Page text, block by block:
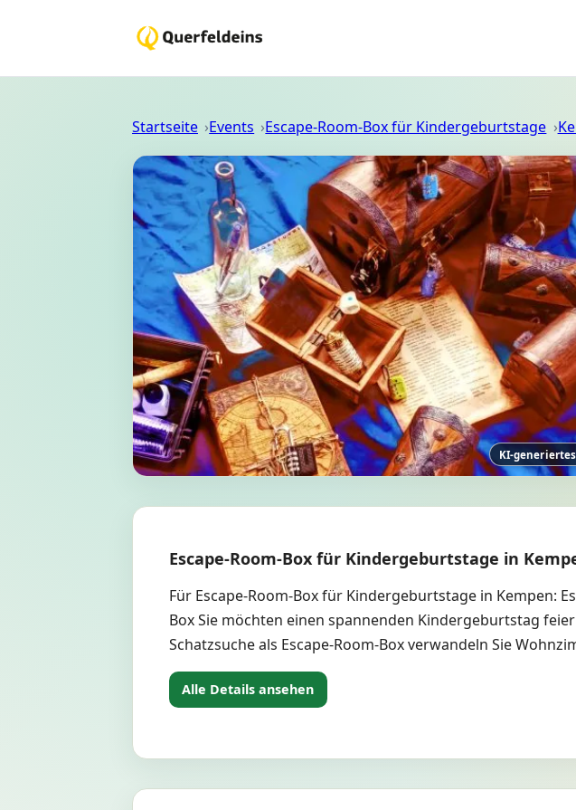
Startseite Events Escape-Room-Box für Kindergeburtstage
KI-
Escape-Room-Box für Kindergeburtstage in
Für Escape-Room-Box für Kindergeburtstage in Kempen:
Box Sie möchten einen spannenden Kindergeburtstag
Schatzsuche als Escape-Room-Box verwandeln Sie
Alle Details ansehen